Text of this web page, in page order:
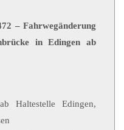
– Fahrwegänderung
in Edingen ab
Haltestelle Edingen,